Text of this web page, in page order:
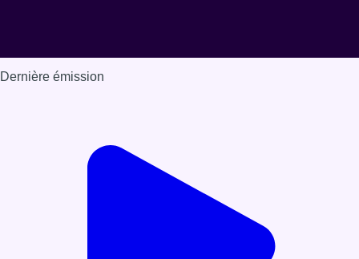
Dernière émission